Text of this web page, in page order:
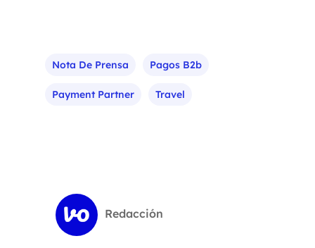
Nota De Prensa Pagos B2b
Payment Partner Travel
Redacción